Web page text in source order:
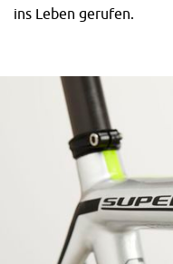
ins Leben gerufen.